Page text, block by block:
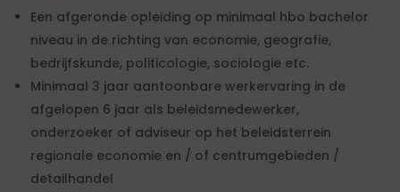
Een afgeronde opleiding op minimaal hbo bachelor
niveau in de richting van economie, geografie,
bedrijfskunde, politicologie, sociologie etc.
Minimaal 3 jaar aantoonbare werkervaring in de
afgelopen 6 jaar als beleidsmedewerker,
onderzoeker of adviseur op het beleidsterrein
regionale economie en / of centrumgebieden /
detailhandel